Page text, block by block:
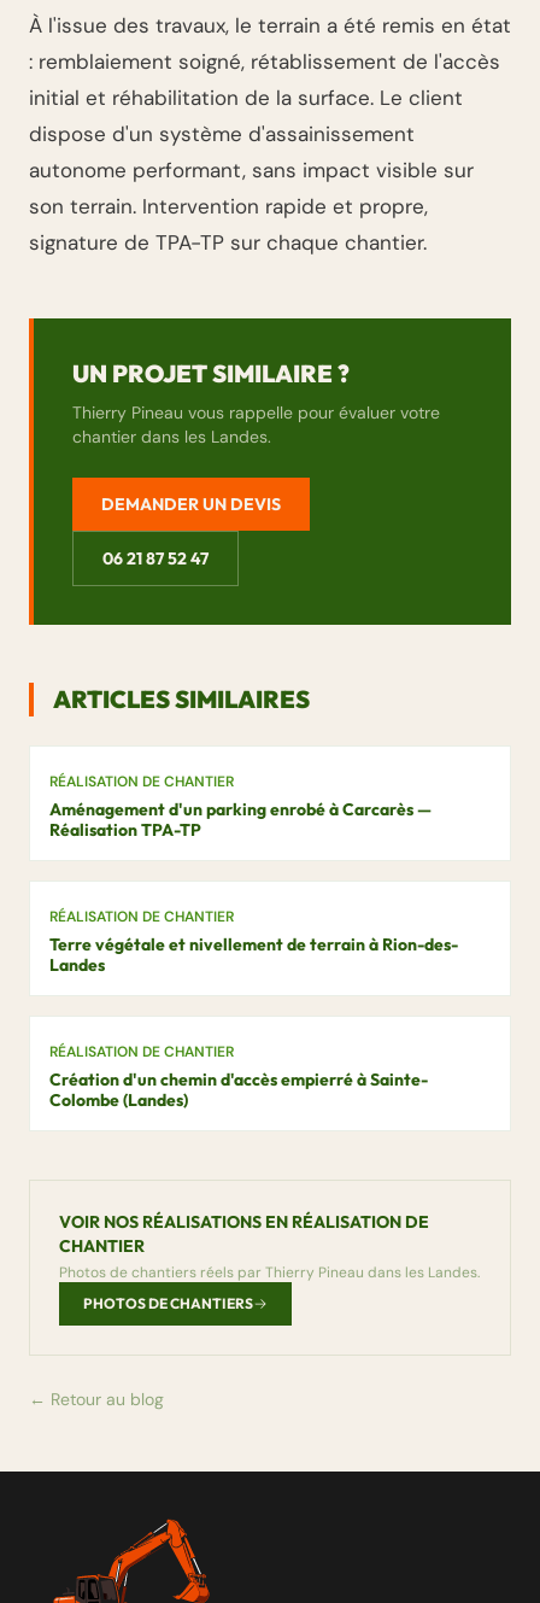
À l'issue des travaux, le terrain a été remis en état
: remblaiement soigné, rétablissement de l'accès
initial et réhabilitation de la surface. Le client
dispose d'un système d'assainissement
autonome performant, sans impact visible sur
son terrain. Intervention rapide et propre,
signature de TPA-TP sur chaque chantier.
UN PROJET SIMILAIRE ?
Thierry Pineau vous rappelle pour évaluer votre
chantier dans les Landes.
DEMANDER UN DEVIS
06 21 87 52 47
ARTICLES SIMILAIRES
RÉALISATION DE CHANTIER
Aménagement d'un parking enrobé à Carcarès —
Réalisation TPA-TP
RÉALISATION DE CHANTIER
Terre végétale et nivellement de terrain à Rion-des-
Landes
RÉALISATION DE CHANTIER
Création d'un chemin d'accès empierré à Sainte-
Colombe (Landes)
VOIR NOS RÉALISATIONS EN RÉALISATION DE
CHANTIER
Photos de chantiers réels par Thierry Pineau dans les Landes.
PHOTOS DE CHANTIERS
← Retour au blog